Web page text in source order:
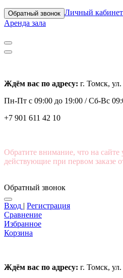
Обратный звонок Личный кабинет
Аренда зала
Ждём вас по адресу: г. Томск,
Пн-Пт с 09:00 до 19:00 /Сб-Вс
+7 901 611 42 10
Обратите внимание, что на
действующие при первом заказе
Обратный звонок
Вход | Регистрация
Сравнение
Избранное
Корзина
Ждём вас по адресу: г. Томск,